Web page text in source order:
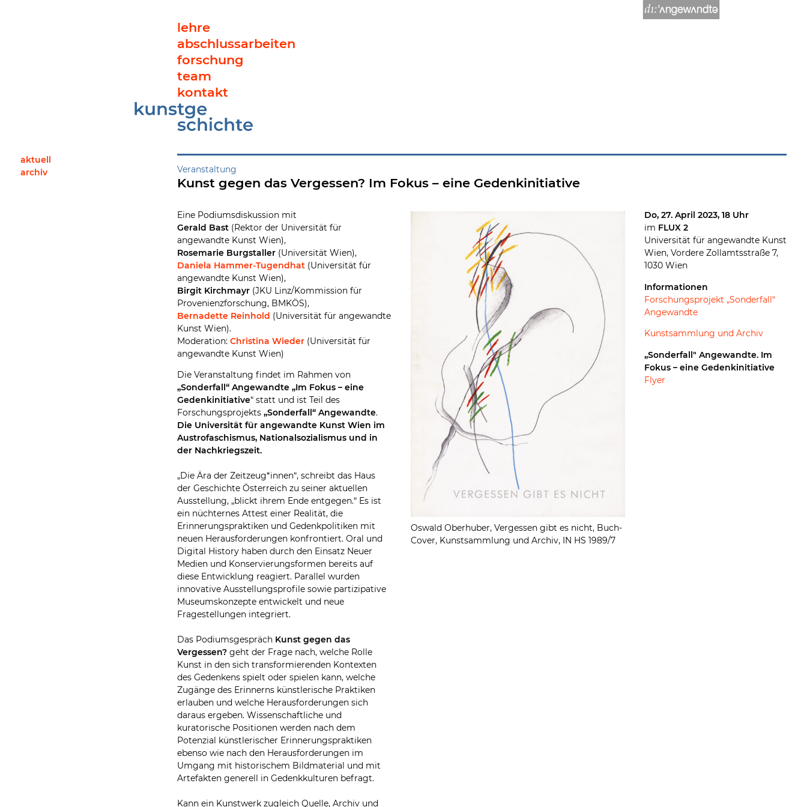
lehre
abschlussarbeiten
forschung
team
kontakt
Kunst gegen das Vergessen? Im Fokus – eine Gedenkinitiative
Veranstaltung
Kunst gegen das Vergessen? Im Fokus – eine Gedenkinitiative
Eine Podiumsdiskussion mit
Gerald Bast (Rektor der Universität für
angewandte Kunst Wien),
Rosemarie Burgstaller (Universität Wien),
Daniela Hammer-Tugendhat (Universität für
angewandte Kunst Wien),
Birgit Kirchmayr (JKU Linz/Kommission für
Provenienzforschung, BMKÖS),
Bernadette Reinhold (Universität für angewandte
Kunst Wien).
Moderation:Christina Wieder (Universität für
angewandte Kunst Wien)
Die Veranstaltung findet im Rahmen von
„Sonderfall“ Angewandte „Im Fokus – eine
Gedenkinitiative“ statt und ist Teil des
Forschungsprojekts„Sonderfall“ Angewandte.
Die Universität für angewandte Kunst Wien im
Austrofaschismus, Nationalsozialismus und in
der Nachkriegszeit.
„Die Ära der Zeitzeug*innen“, schreibt das Haus
der Geschichte Österreich zu seiner aktuellen
Ausstellung, „blickt ihrem Ende entgegen.“ Es ist
ein nüchternes Attest einer Realität, die
Erinnerungspraktiken und Gedenkpolitiken mit
neuen Herausforderungen konfrontiert. Oral und
Digital History haben durch den Einsatz Neuer
Medien und Konservierungsformen bereits auf
diese Entwicklung reagiert. Parallel wurden
innovative Ausstellungsprofile sowie partizipative
Museumskonzepte entwickelt und neue
Fragestellungen integriert.
Das Podiumsgespräch Kunst gegen das
Vergessen? geht der Frage nach, welche Rolle
Kunst in den sich transformierenden Kontexten
des Gedenkens spielt oder spielen kann, welche
Zugänge des Erinnerns künstlerische Praktiken
erlauben und welche Herausforderungen sich
daraus ergeben. Wissenschaftliche und
kuratorische Positionen werden nach dem
Potenzial künstlerischer Erinnerungspraktiken
ebenso wie nach den Herausforderungen im
Umgang mit historischem Bildmaterial und mit
Artefakten generell in Gedenkkulturen befragt.
Kann ein Kunstwerk zugleich Quelle, Archiv und
Oswald Oberhuber, Vergessen gibt es nicht, Buch-
Cover, Kunstsammlung und Archiv, IN HS 1989/7
Do, 27. April 2023, 18 Uhr
im FLUX 2
Universität für angewandte Kunst
Wien, Vordere Zollamtsstraße 7,
1030 Wien
Informationen
Forschungsprojekt „Sonderfall“
Angewandte
Kunstsammlung und Archiv
„Sonderfall" Angewandte. Im
Fokus – eine Gedenkinitiative
Flyer
aktuell
archiv